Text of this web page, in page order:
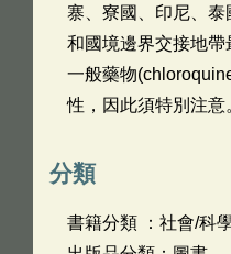
寨、寮國、印尼、
和國境邊界交接地
一般藥物
性，因此須特別注意
分類
書籍分類 ：社會/科